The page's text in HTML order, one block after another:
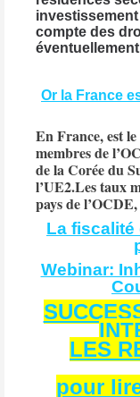
compte des
Or la France
En France, est
membres de
de la Corée du
l’UE2.Les taux
pays de
La
Webinar:
LES
pour